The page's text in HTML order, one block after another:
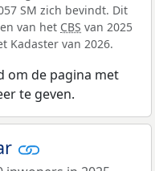
SM zich bevindt. Dit
van het CBS van 2025
Kadaster van 2026.
om de pagina met
te geven.